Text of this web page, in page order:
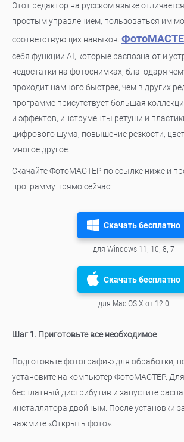
Этот редактор на русском языке
простым управлением, пользоваться им
соответствующих навыков.
себя функции AI, которые распознают и
недостатки на фотоснимках, благодаря
проходит намного быстрее, чем в других
программе присутствует большая
и эффектов, инструменты ретуши и
цифрового шума, повышение резкости,
многое другое.
Скачайте ФотоМАСТЕР по ссылке ниже и
программу прямо сейчас:
Скачать бесплатно
для Windows 11, 10, 8, 7
Скачать бесплатно
для Mac OS X от 12.0
Шаг 1. Приготовьте все необходимое
Подготовьте фотографию для обработки,
установите на компьютер ФотоМАСТЕР. Для
бесплатный дистрибутив и запустите
инсталлятора двойным. После установки
нажмите «Открыть фото».